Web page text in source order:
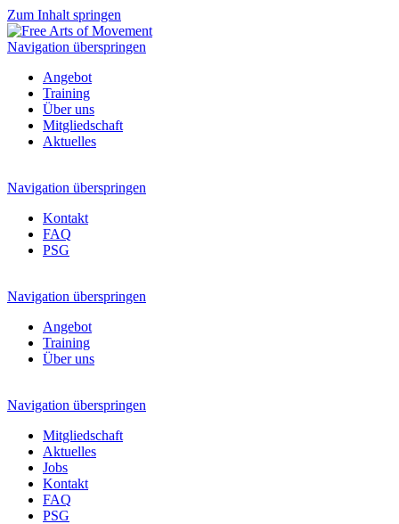
Zum Inhalt springen
Navigation überspringen
Angebot
Training
Über uns
Mitgliedschaft
Aktuelles
Navigation überspringen
Kontakt
FAQ
PSG
Navigation überspringen
Angebot
Training
Über uns
Navigation überspringen
Mitgliedschaft
Aktuelles
Jobs
Kontakt
FAQ
PSG